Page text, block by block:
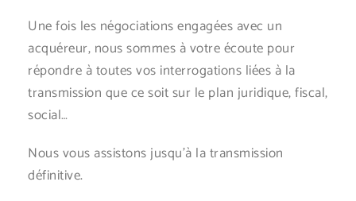
Une fois les négociations engagées avec un
acquéreur, nous sommes à votre écoute pour
répondre à toutes vos interrogations liées à la
transmission que ce soit sur le plan juridique, fiscal,
social…
Nous vous assistons jusqu’à la transmission
définitive.